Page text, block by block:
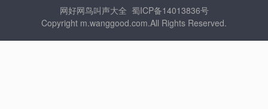
网好网鸟叫声大全 蜀ICP备14013836号
Copyright m.wanggood.com.All Rights Reserved.